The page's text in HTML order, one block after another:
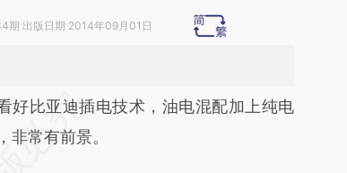
期 出版日期 2014年09月01日
比亚迪插电技术，油电混配加上纯电
非常有前景。